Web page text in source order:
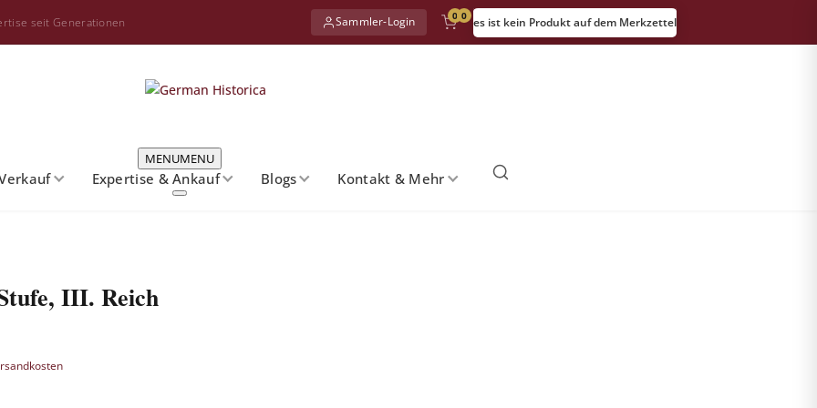
seit Generationen Sammler-Login 0 0 es ist kein Produkt auf dem Merkzettel
MENUMENU
Expertise & Ankauf Blogs Kontakt & Mehr
I. Stufe, III. Reich
III. Reich